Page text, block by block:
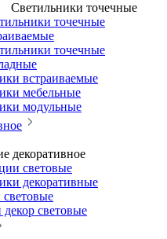
Светильники точечные
точечные
точечные
встраиваемые
мебельные
модульные
декоративное
световые
декоративные
световые